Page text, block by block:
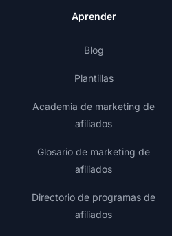
Aprender
Blog
Plantillas
Academia de marketing de
afiliados
Glosario de marketing de
afiliados
Directorio de programas de
afiliados